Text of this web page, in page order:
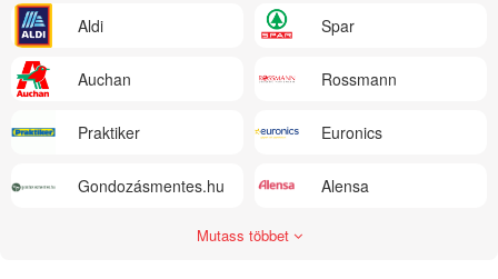
Aldi Spar
Auchan Rossmann
Praktiker Euronics
Gondozásmentes.hu Alensa
Mutass többet